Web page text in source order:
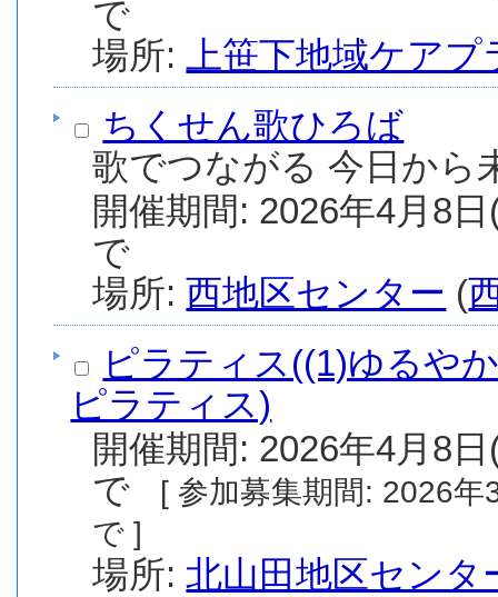
場所:
上笹下地域ケアプ
ちくせん歌ひろば
歌でつながる 今日から
開催期間: 2026年4月8
場所:西地区センター (
ピラティス((1)ゆるや
ピラティス)
開催期間: 2026年4月8
[ 参加募集期間: 2026年3月8日(日) から 2026年4月8日(水) ま
で ]
場所:北山田地区センタ